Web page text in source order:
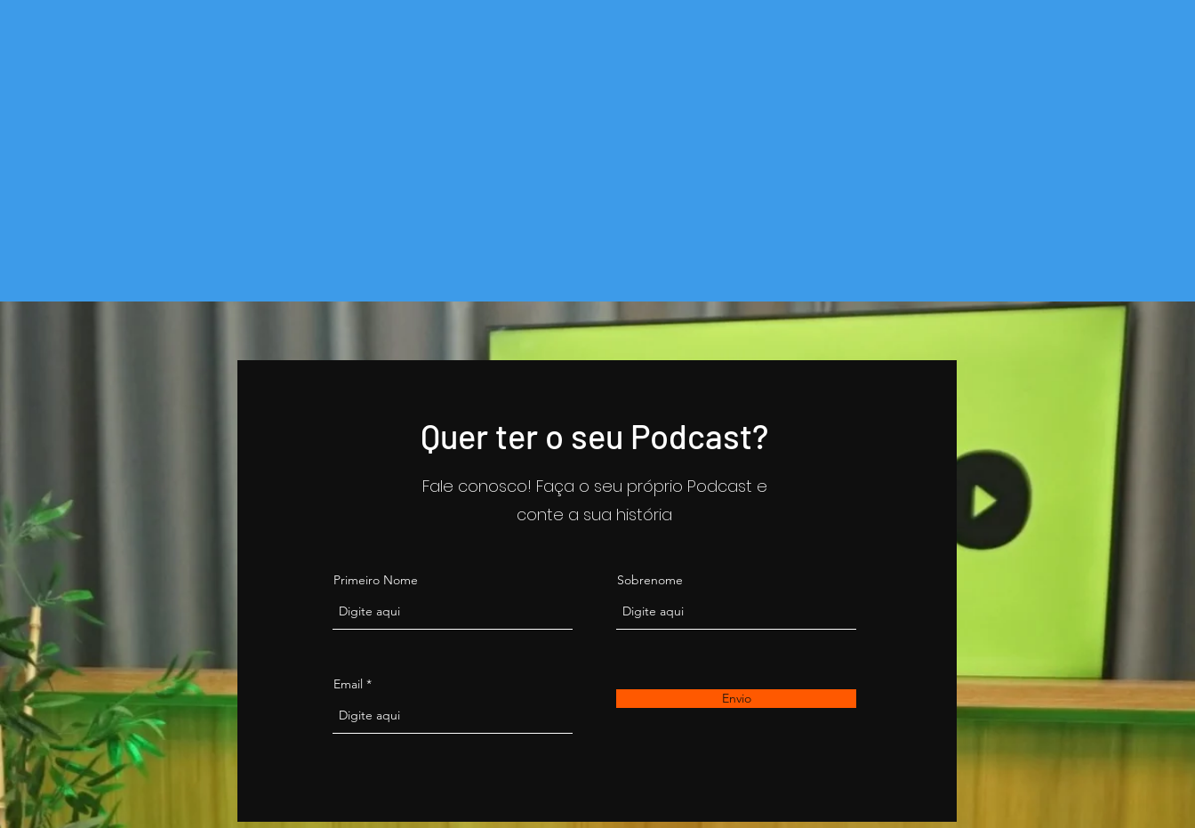
Quer ter o seu Podcast?
Fale conosco! Faça o seu próprio Podcast e
conte a sua história
Primeiro Nome Sobrenome
Email
Envio